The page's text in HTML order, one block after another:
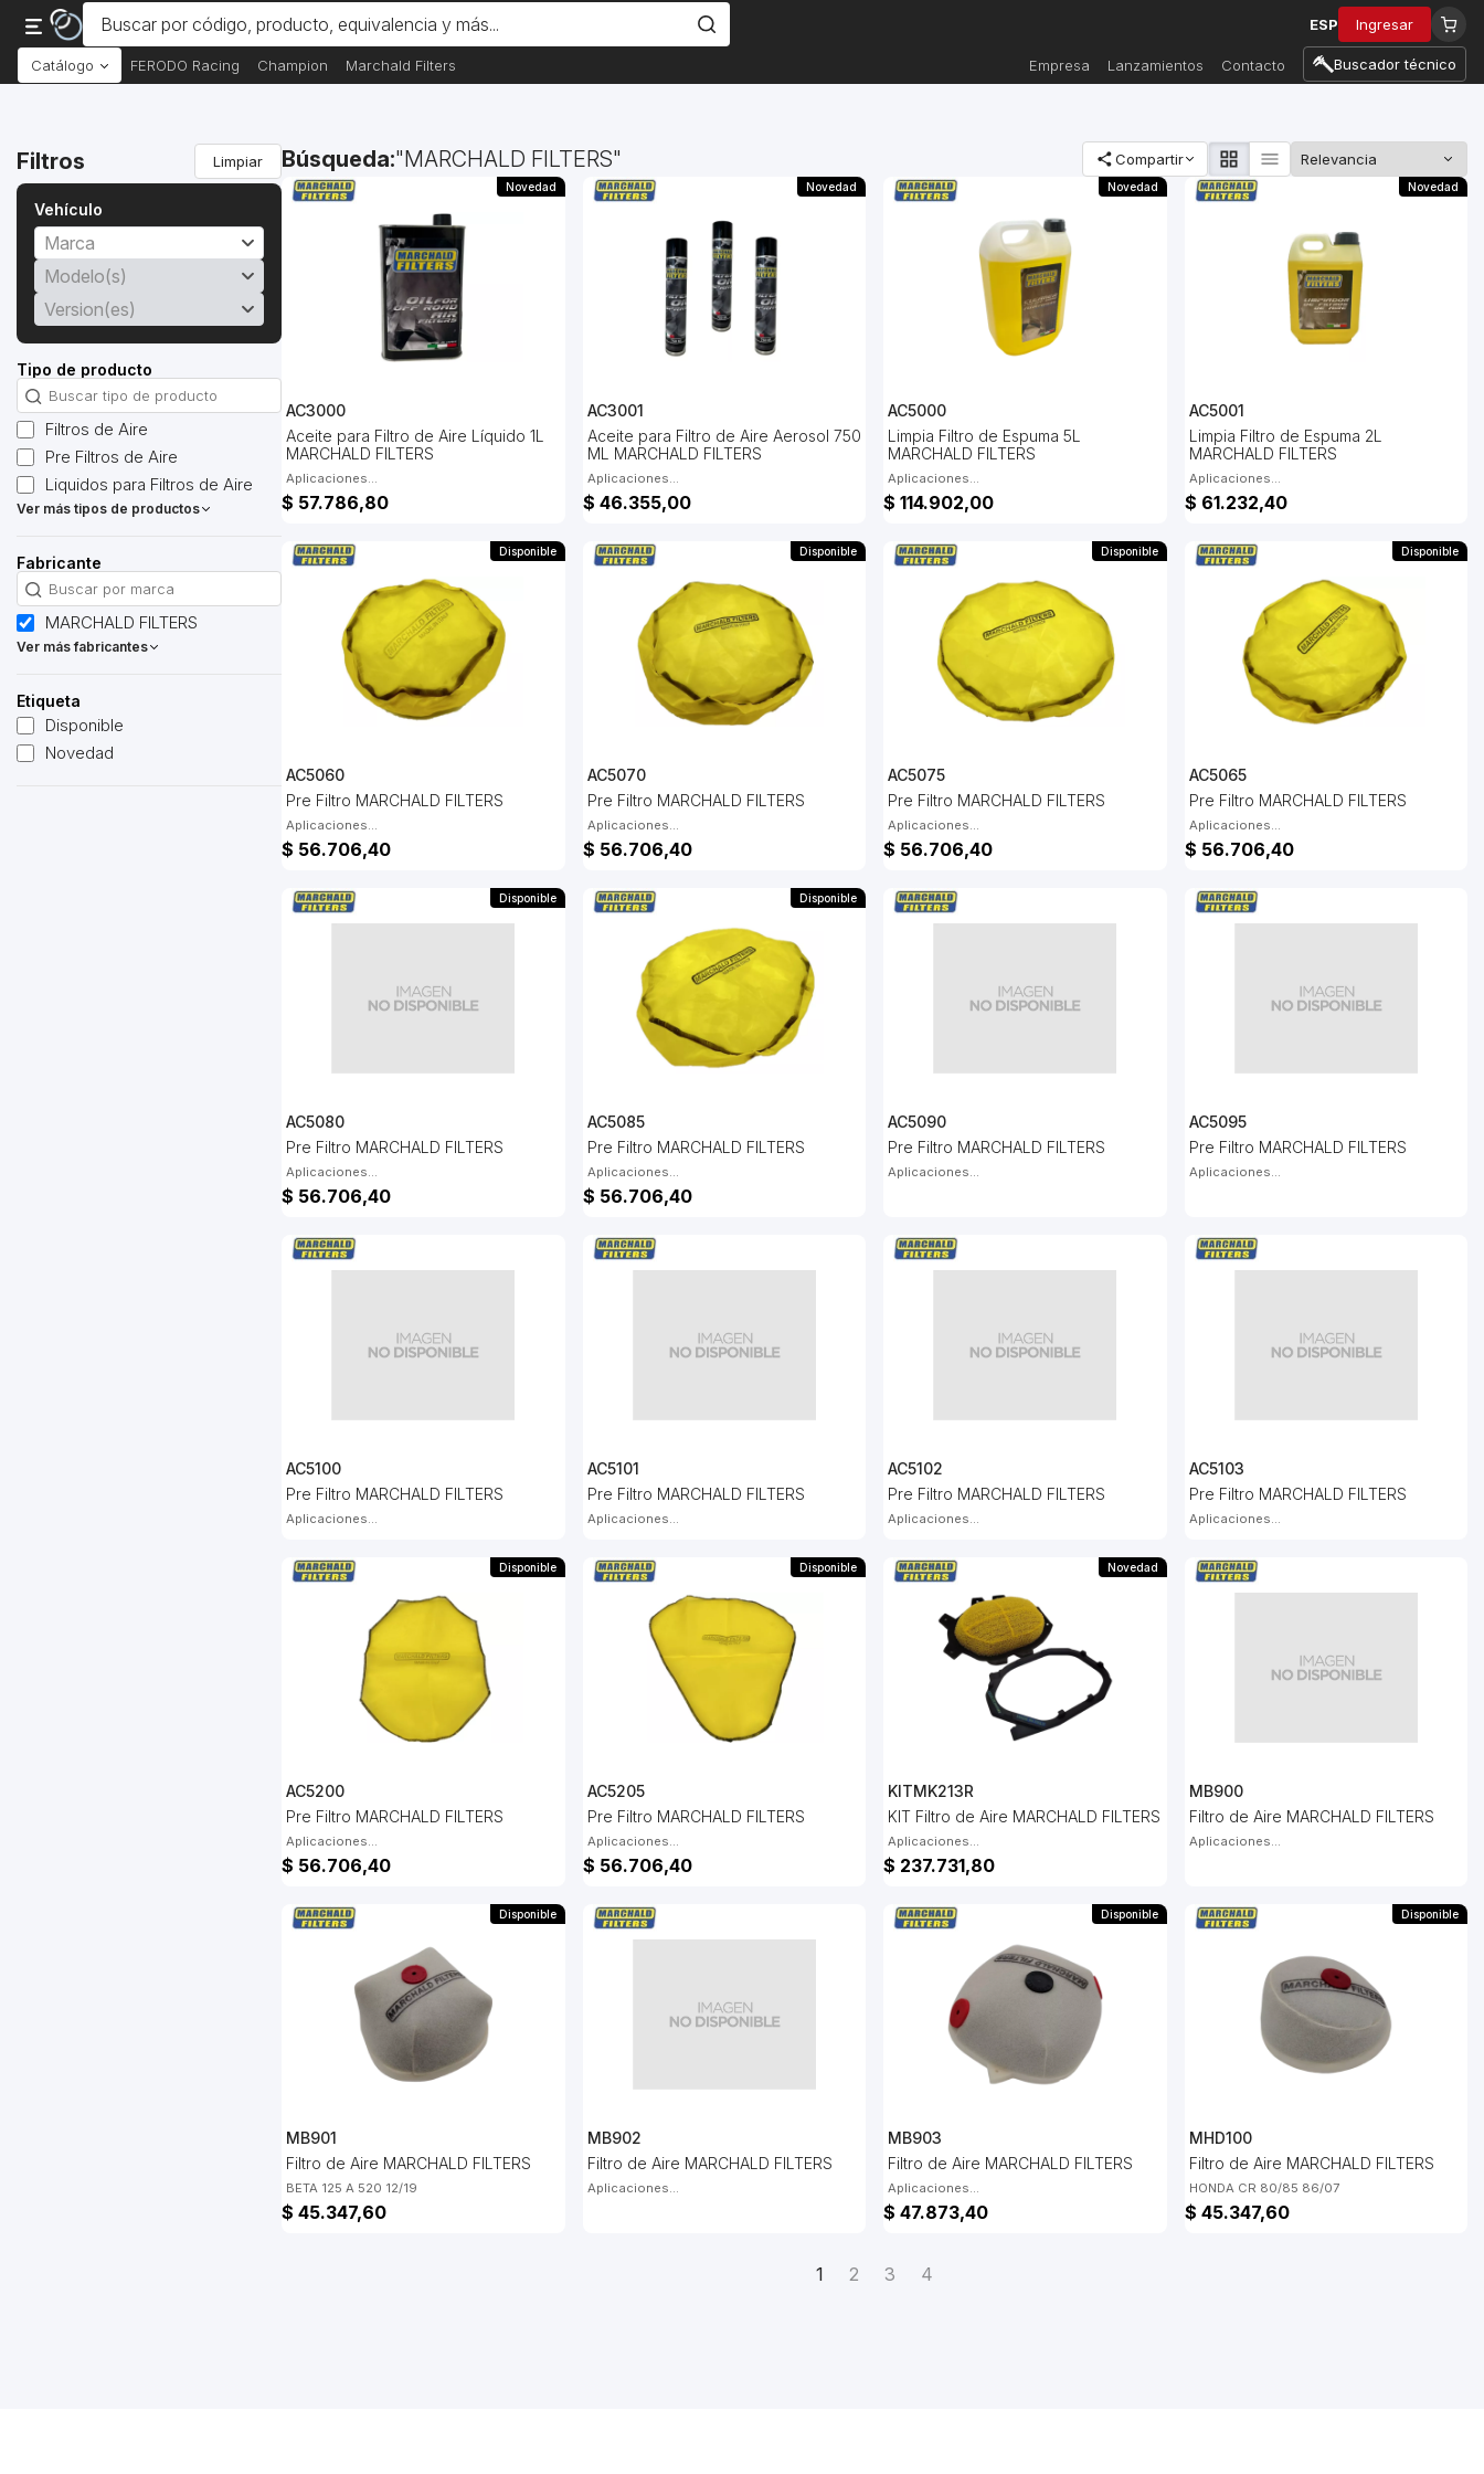
ESP Ingresar
Catálogo FERODO Racing Champion Marchald Filters Empresa Lanzamientos Contacto Buscador técnico
Filtros Limpiar
Vehículo
Marca
Modelo(s)
Version(es)
Tipo de producto
Filtros de Aire
Pre Filtros de Aire
Liquidos para Filtros de Aire
Ver más tipos de productos
Fabricante
MARCHALD FILTERS
Ver más fabricantes
Etiqueta
Disponible
Novedad
Búsqueda: MARCHALD FILTERS Compartir
AC3000
Aceite para Filtro de Aire Líquido 1L
MARCHALD FILTERS
Aplicaciones...
$ 57.786,80
Novedad
AC3001
Aceite para Filtro de Aire Aerosol 750
ML MARCHALD FILTERS
Aplicaciones...
$ 46.355,00
Novedad
AC5000
Limpia Filtro de Espuma 5L
MARCHALD FILTERS
Aplicaciones...
$ 114.902,00
Novedad
AC5001
Limpia Filtro de Espuma 2L
MARCHALD FILTERS
Aplicaciones...
$ 61.232,40
Novedad
AC5060
Pre Filtro MARCHALD FILTERS
Aplicaciones...
$ 56.706,40
Disponible
AC5070
Pre Filtro MARCHALD FILTERS
Aplicaciones...
$ 56.706,40
Disponible
AC5075
Pre Filtro MARCHALD FILTERS
Aplicaciones...
$ 56.706,40
Disponible
AC5065
Pre Filtro MARCHALD FILTERS
Aplicaciones...
$ 56.706,40
Disponible
AC5080
Pre Filtro MARCHALD FILTERS
Aplicaciones...
$ 56.706,40
Disponible
AC5085
Pre Filtro MARCHALD FILTERS
Aplicaciones...
$ 56.706,40
Disponible
AC5090
Pre Filtro MARCHALD FILTERS
Aplicaciones...
AC5095
Pre Filtro MARCHALD FILTERS
Aplicaciones...
AC5100
Pre Filtro MARCHALD FILTERS
Aplicaciones...
AC5101
Pre Filtro MARCHALD FILTERS
Aplicaciones...
AC5102
Pre Filtro MARCHALD FILTERS
Aplicaciones...
AC5103
Pre Filtro MARCHALD FILTERS
Aplicaciones...
AC5200
Pre Filtro MARCHALD FILTERS
Aplicaciones...
$ 56.706,40
Disponible
AC5205
Pre Filtro MARCHALD FILTERS
Aplicaciones...
$ 56.706,40
Disponible
KITMK213R
KIT Filtro de Aire MARCHALD FILTERS
Aplicaciones...
$ 237.731,80
Novedad
MB900
Filtro de Aire MARCHALD FILTERS
Aplicaciones...
MB901
Filtro de Aire MARCHALD FILTERS
BETA 125 A 520 12/19
$ 45.347,60
Disponible
MB902
Filtro de Aire MARCHALD FILTERS
Aplicaciones...
MB903
Filtro de Aire MARCHALD FILTERS
Aplicaciones...
$ 47.873,40
Disponible
MHD100
Filtro de Aire MARCHALD FILTERS
HONDA CR 80/85 86/07
$ 45.347,60
Disponible
1 2 3 4